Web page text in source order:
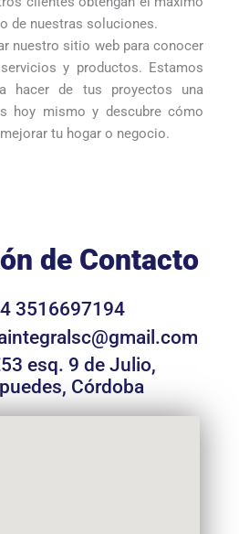
de nuestras soluciones.
nuestro sitio web para conocer
y productos. Estamos
hacer de tus proyectos una
hoy mismo y descubre cómo
tu hogar o negocio.
de Contacto
3516697194
esq. 9 de Julio,
Córdoba